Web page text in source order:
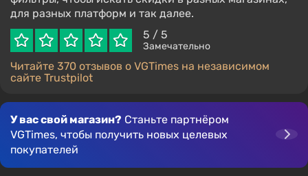
для разных платформ и так далее.
5 / 5
Замечательно
Читайте 370 отзывов о VGTimes на независимом
сайте Trustpilot
У вас свой магазин? Станьте партнёром
VGTimes, чтобы получить новых целевых
покупателей